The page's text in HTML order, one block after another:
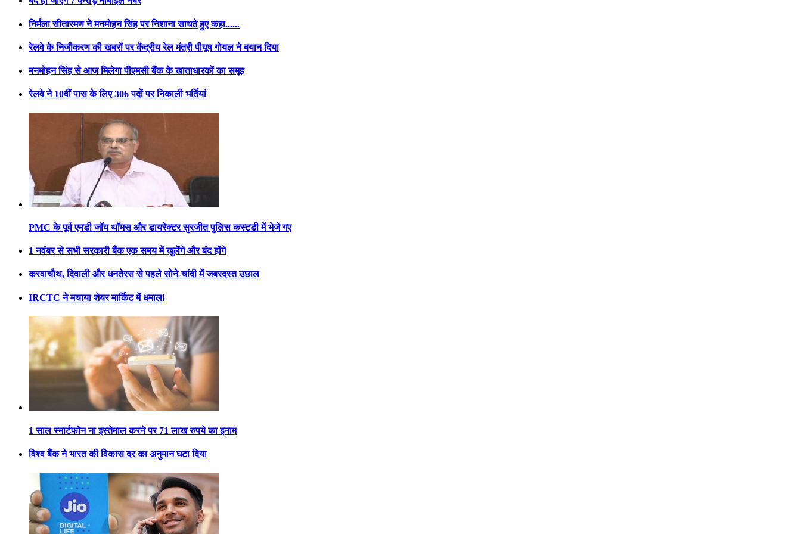
निर्मला सीतारमण ने मनमोहन सिंह पर निशाना साधते हुए कहा......
रेलवे के निजीकरण की खबरों पर केंद्रीय रेल मंत्री पीयूष गोयल ने बयान दिया
मनमोहन सिंह से आज मिलेगा पीएमसी बैंक के खाताधारकों का समूह
रेलवे ने 10वीं पास के लिए 306 पदों पर निकाली भर्तियां
PMC के पूर्व एमडी जॉय थॉमस और डायरेक्टर सुरजीत पुलिस कस्टडी में भेजे गए
1 नवंबर से सभी सरकारी बैंक एक समय में खुलेंगे और बंद होंगे
करवाचौथ, दिवाली और धनतेरस से पहले सोने-चांदी में जबरदस्त उछाल
IRCTC ने मचाया शेयर मार्किट में धमाल!
1 साल स्मार्टफोन ना इस्तेमाल करने पर 71 लाख रुपये का इनाम
विश्व बैंक ने भारत की विकास दर का अनुमान घटा दिया